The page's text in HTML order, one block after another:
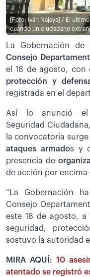
[Foto: Iván Najaya] / El
cuando un ciudadano
La Gobernación
Consejo
el 18 de agosto, con
protección y
registrada en el
Así lo anunció el
Seguridad
la convocatoria
ataques armados y
presencia de
de acción por encima
“La Gobernación
Consejo
este 18 de agosto,
seguridad,
sostuvo la autoridad
MIRA AQUÍ:10
atentado se registró